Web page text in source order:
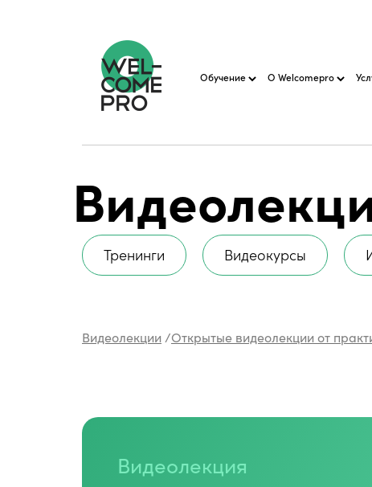
Обучение О Welcomepro
Тренинги Видеокурсы
Видеолекции /Открытые видеолекции от
Видеолекция